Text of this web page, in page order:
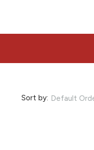
Sort by: Default